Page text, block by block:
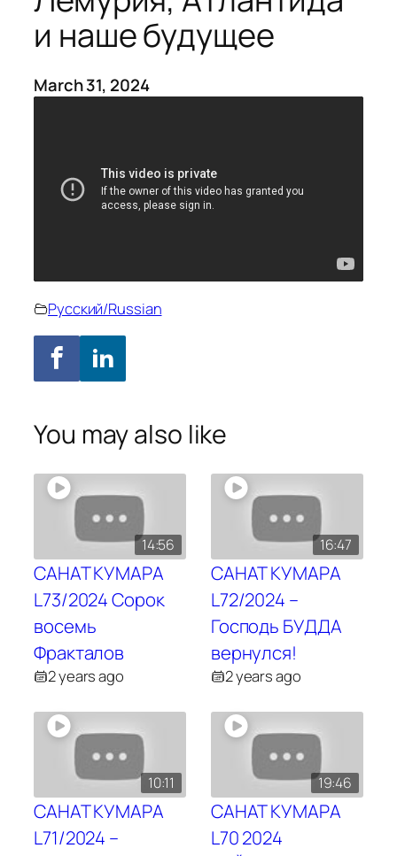
и наше будущее
March 31, 2024
Русский/Russian
You may also like
14:56
САНАТ КУМАРА
L73/2024 Сорок
восемь
Фракталов
2 years ago
16:47
САНАТ КУМАРА
L72/2024 –
Господь БУДДА
вернулся!
2 years ago
10:11
САНАТ КУМАРА
L71/2024 –
19:46
САНАТ КУМАРА
L70 2024